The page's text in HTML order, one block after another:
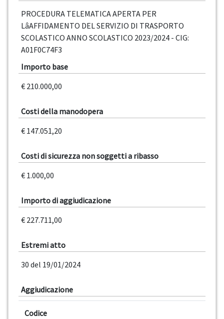
PROCEDURA TELEMATICA APERTA PER
LâAFFIDAMENTO DEL SERVIZIO DI TRASPORTO
SCOLASTICO ANNO SCOLASTICO 2023/2024 - CIG:
A01F0C74F3
Importo base
€ 210.000,00
Costi della manodopera
€ 147.051,20
Costi di sicurezza non soggetti a ribasso
€ 1.000,00
Importo di aggiudicazione
€ 227.711,00
Estremi atto
30 del 19/01/2024
Aggiudicazione
Codice